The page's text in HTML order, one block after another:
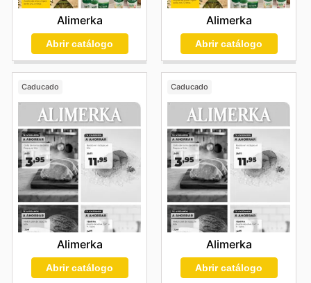
Alimerka
Abrir catálogo
Alimerka
Abrir catálogo
Caducado
Alimerka
Abrir catálogo
Caducado
Alimerka
Abrir catálogo